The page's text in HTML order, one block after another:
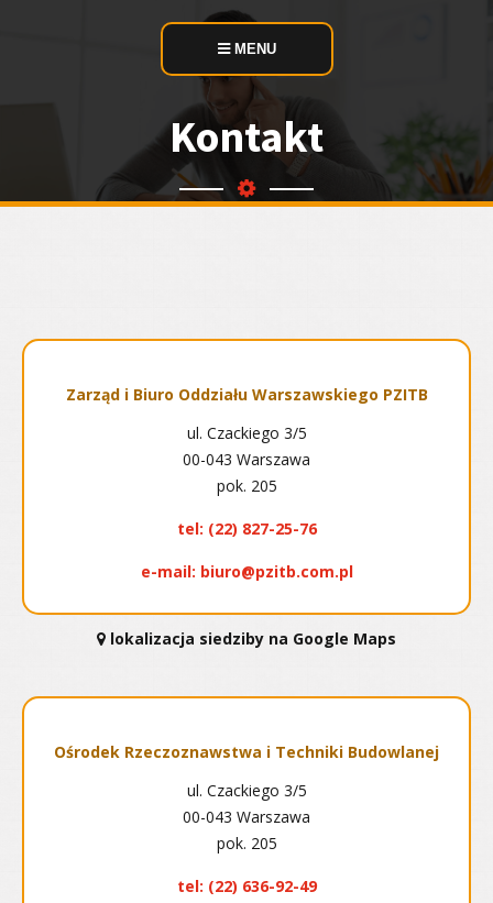
MENU
Kontakt
Zarząd i Biuro Oddziału Warszawskiego PZITB
ul. Czackiego 3/5
00-043 Warszawa
pok. 205
tel: (22) 827-25-76
e-mail: biuro@pzitb.com.pl
lokalizacja siedziby na Google Maps
Ośrodek Rzeczoznawstwa i Techniki Budowlanej
ul. Czackiego 3/5
00-043 Warszawa
pok. 205
tel: (22) 636-92-49